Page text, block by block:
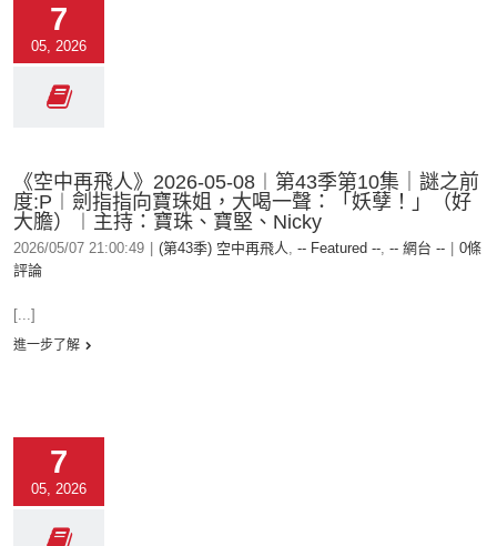
7
05, 2026
《空中再飛人》2026-05-08︱第43季第10集｜謎之前
度:P︱劍指指向寶珠姐，大喝一聲：「妖孽！」（好
大膽）︱主持：寶珠、寶堅、Nicky
2026/05/07 21:00:49 (第43季) 空中再飛人, -- Featured --, -- 網台 --
0條
評論
[...]
進一步了解
7
05, 2026